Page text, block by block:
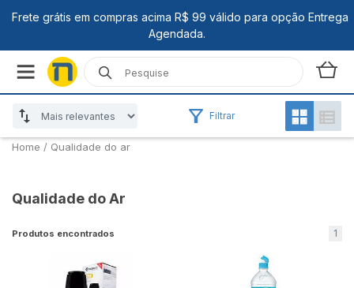
Filtrar
Home / Qualidade do ar
Qualidade do Ar
Produtos encontrados 1